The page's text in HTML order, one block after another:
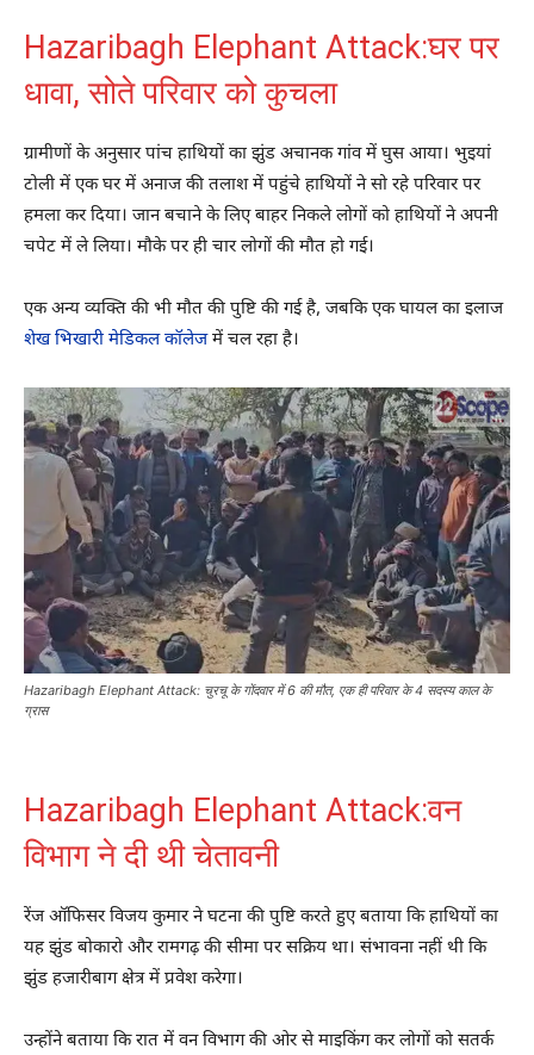
Hazaribagh Elephant Attack:घर पर
धावा, सोते परिवार को कुचला
ग्रामीणों के अनुसार पांच हाथियों का झुंड अचानक गांव में घुस आया। भुइयां
टोली में एक घर में अनाज की तलाश में पहुंचे हाथियों ने सो रहे परिवार पर
हमला कर दिया। जान बचाने के लिए बाहर निकले लोगों को हाथियों ने अपनी
चपेट में ले लिया। मौके पर ही चार लोगों की मौत हो गई।
एक अन्य व्यक्ति की भी मौत की पुष्टि की गई है, जबकि एक घायल का इलाज
शेख भिखारी मेडिकल कॉलेज में चल रहा है।
Hazaribagh Elephant Attack: चुरचू के गोंदवार में 6 की मौत, एक ही परिवार के 4 सदस्य काल के
ग्रास
Hazaribagh Elephant Attack:वन
विभाग ने दी थी चेतावनी
रेंज ऑफिसर विजय कुमार ने घटना की पुष्टि करते हुए बताया कि हाथियों का
यह झुंड बोकारो और रामगढ़ की सीमा पर सक्रिय था। संभावना नहीं थी कि
झुंड हजारीबाग क्षेत्र में प्रवेश करेगा।
उन्होंने बताया कि रात में वन विभाग की ओर से माइकिंग कर लोगों को सतर्क